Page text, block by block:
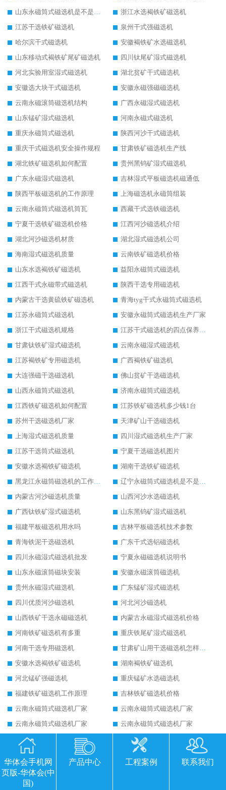
山东永磁筒式磁选机是不是强磁
浙江水选褐铁矿磁选机
江苏干选铁矿磁选机
泉州干式强磁选机
哈尔滨干式磁选机
安徽褐铁矿水选磁选机
山东移动式褐铁矿尾矿磁选机
四川钛尾矿湿式磁选机
河北实验用室湿式磁选机
湖北贫矿干式磁选机
安徽选大块干式磁选机
安徽永磁强磁磁选机
云南永磁滚筒磁选机结构
广西永磁湿式磁选机
山东锰矿湿式磁选机
河南永磁式磁选机
重庆永磁筒式磁选机
陕西河沙干式磁选机
重庆干式磁选机安全操作规程
甘肃铁矿磁选机生产线
湖北铁矿磁选机如何配置
贵州黑钨矿湿式磁选机
广东永磁湿式磁选机
吉林湿式平板磁选机磁通低
陕西平板磁选机的工作原理
上海磁选机永磁筒组装
云南永磁筒式磁选机筒瓦
西藏干式选铁磁选机
宁夏干选铁矿磁选机价格
江西河沙磁选机介绍
湖北河沙磁选机材质
湖北湿式磁选机公司
海南湿式磁选机质量
云南铁矿磁选机价格
山东水选褐铁矿磁选机
益阳永磁筒式磁选机
江西干式永磁带式磁选机
陕西干选专用磁选机
内蒙古干选黄硫铁矿磁选机
青海tyg干式永磁筒式磁选机
江苏永磁筒式磁选机
安徽永磁筒式磁选机生产厂家
浙江干式磁选机规格
江苏干式磁选机的四点保养秘籍
甘肃钛铁矿湿式磁选机
云南永磁湿式磁选机
江苏褐铁矿专用磁选机
广西褐铁矿磁选机
大连强磁干选磁选机
佛山贫矿干选磁选机
山西永磁筒式磁选机
济南永磁筒式磁选机
江西铁矿磁选机如何配置
江苏铁矿磁选机多少钱1台
苏州干选磁选机厂家
天津矿山干选磁选机
上海湿式磁选机质量
四川湿式磁选机生产厂家
江苏干选筒式磁选机
宁夏干选磁选机图片
安徽水选褐铁矿磁选机
湖南干选铁矿磁选机
黑龙江永磁筒磁选机的工作原理
辽宁永磁筒式磁选机是不是强磁
内蒙古河沙磁选机质量
山西河沙水选磁选机
广西钛铁矿湿式磁选机
山东黑钨矿湿式磁选机
福建平板磁选机用水吗
吉林平板磁选机技术参数
青海铁泥干选磁选机
广东干式选铝磁选机
四川永磁湿式磁选机批发
宁夏永磁磁选机说明书
山东永磁滚筒磁块安装
安徽永磁滚筒磁选机
贵州永磁湿式磁选机
广东锰矿湿式磁选机
四川优质河沙磁选机
河北河沙磁选机
山西铁矿干选永磁磁选机
内蒙古永磁湿式磁选机价格
河南铁矿磁选机有多重
重庆铁尾矿湿式磁选机
河南干选专用磁选机
甘肃矿山用干选磁选机怎样调磁
安徽水选褐铁矿磁选机
湖南褐铁矿磁选机
河北锰矿强磁选机
重庆锰矿水选磁选机
福建铁矿磁选机工作原理
吉林铁矿磁选机价格
云南永磁筒式磁选机厂家
云南永磁筒式磁选机厂家
云南永磁筒式磁选机厂家
云南永磁筒式磁选机厂家
云南永磁筒式磁选机厂家
云南永磁筒式磁选机厂家
四川永磁湿式磁选机
河北钛尾矿湿式磁选机
河北钛尾矿湿式磁选机
湖北湿式磁选机公司
华体会手机网
页版-华体会(中
国)
产品中心 工程案例 联系我们